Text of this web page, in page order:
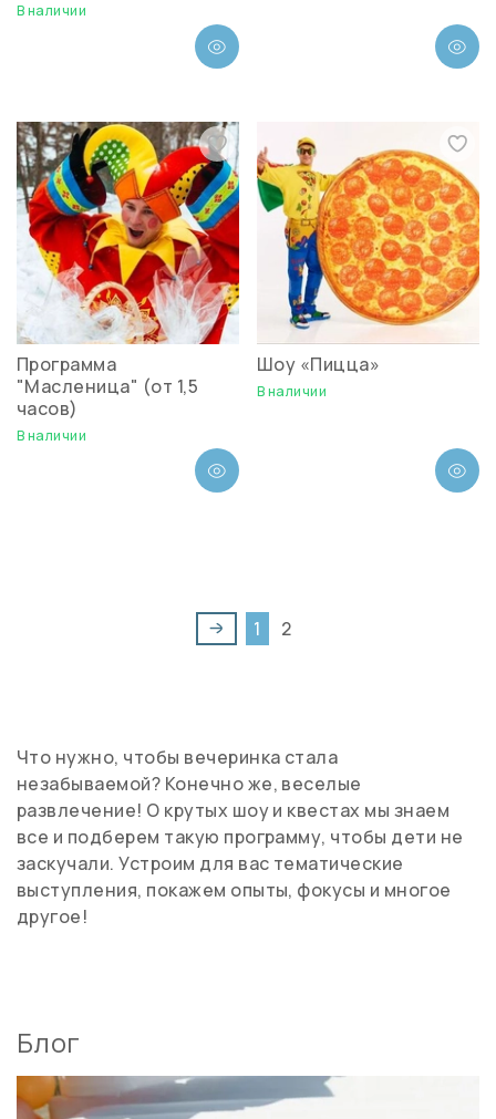
В наличии
Программа
"Масленица" (от 1,5
часов)
В наличии
Шоу «Пицца»
В наличии
1 2
Что нужно, чтобы вечеринка стала
незабываемой? Конечно же, веселые
развлечение! О крутых шоу и квестах мы знаем
все и подберем такую программу, чтобы дети не
заскучали. Устроим для вас тематические
выступления, покажем опыты, фокусы и многое
другое!
Блог